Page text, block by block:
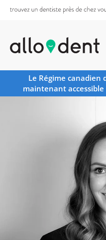
Le Régime canadien
maintenant accessible